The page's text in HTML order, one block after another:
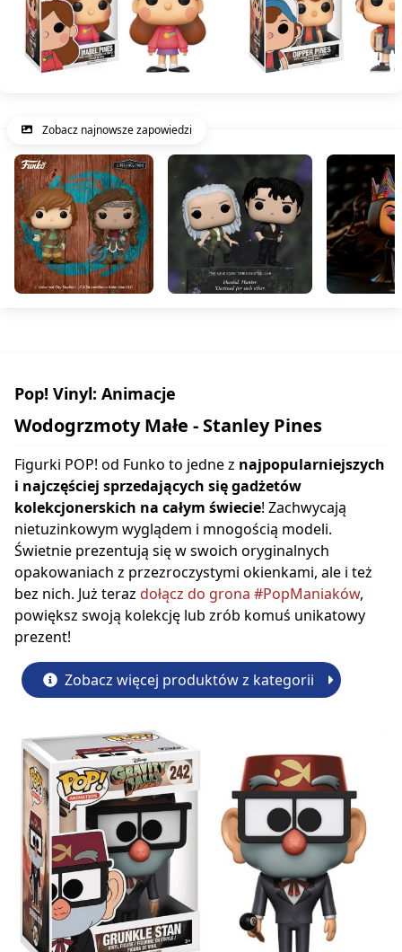
Zobacz najnowsze zapowiedzi
Pop! Vinyl: Animacje
Wodogrzmoty Małe - Stanley Pines
Figurki POP! od Funko to jedne z najpopularniejszych
i najczęściej sprzedających się gadżetów
kolekcjonerskich na całym świecie! Zachwycają
nietuzinkowym wyglądem i mnogością modeli.
Świetnie prezentują się w swoich oryginalnych
opakowaniach z przezroczystymi okienkami, ale i też
bez nich. Już teraz dołącz do grona #PopManiaków,
powiększ swoją kolekcję lub zrób komuś unikatowy
prezent!
Zobacz więcej produktów z kategorii